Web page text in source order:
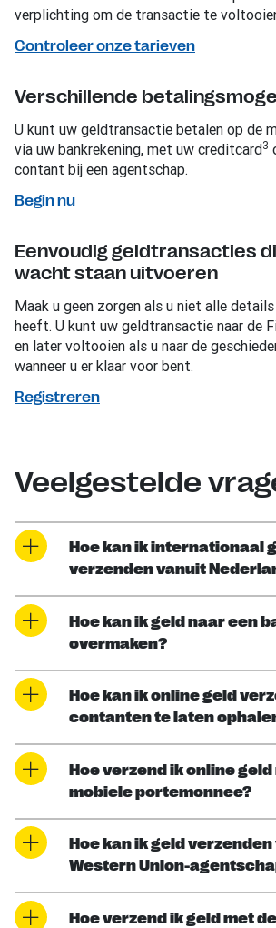
verplichting om de transactie te
Controleer onze tarieven
Verschillende
U kunt uw geldtransactie betalen op de
via uw bankrekening, met uw creditcard3
contant bij een agentschap.
Begin nu
Eenvoudig geldtransacties
wacht staan uitvoeren
Maak u geen zorgen als u niet alle
heeft. U kunt uw geldtransactie naar de
en later voltooien als u naar de
wanneer u er klaar voor bent.
Registreren
Veelgestelde
Hoe kan ik internationaal
verzenden vanuit
Hoe kan ik geld naar een
overmaken?
Hoe kan ik online geld
contanten te laten
Hoe verzend ik online
mobiele portemonnee?
Hoe kan ik geld
Western Union-
Hoe verzend ik geld met